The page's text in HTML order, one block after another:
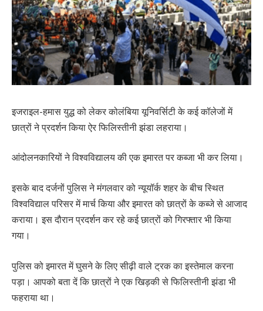
इजराइल-हमास युद्ध को लेकर कोलंबिया यूनिवर्सिटी के कई कॉलेजों में
छात्रों ने प्रदर्शन किया ऐर फिलिस्तीनी झंडा लहराया।
आंदोलनकारियों ने विश्वविद्यालय की एक इमारत पर कब्जा भी कर लिया।
इसके बाद दर्जनों पुलिस ने मंगलवार को न्यूयॉर्क शहर के बीच स्थित
विश्वविद्याल परिसर में मार्च किया और इमारत को छात्रों के कब्जे से आजाद
कराया। इस दौरान प्रदर्शन कर रहे कई छात्रों को गिरफ्तार भी किया
गया।
पुलिस को इमारत में घुसने के लिए सीढ़ी वाले ट्रक का इस्तेमाल करना
पड़ा। आपको बता दें कि छात्रों ने एक खिड़की से फिलिस्तीनी झंडा भी
फहराया था।